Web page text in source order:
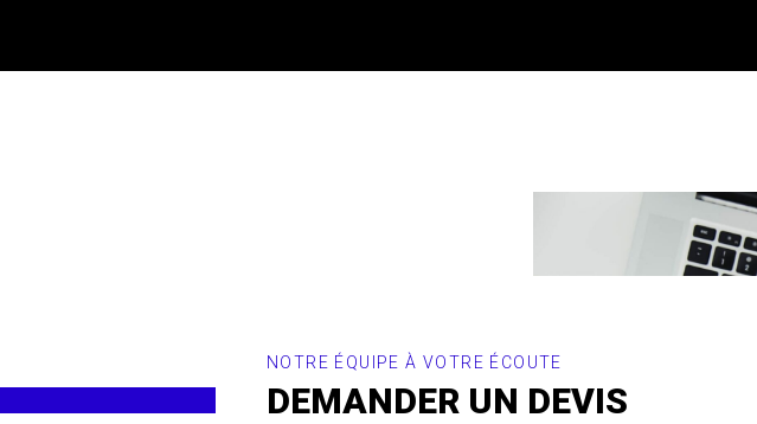
NOTRE ÉQUIPE À VOTRE ÉCOUTE
DEMANDER UN DEVIS